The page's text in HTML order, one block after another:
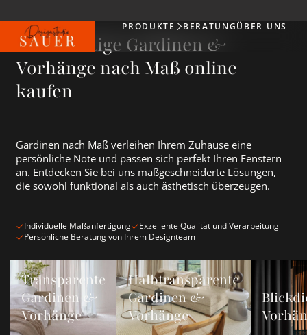
Produkte
PRODUKTE BERATUNGÜBER UNS
Hochwertige Gardinen &
Vorhänge nach Maß online
kaufen
Gardinen nach Maß verleihen Ihrem Zuhause eine
persönliche Note und passen sich perfekt Ihren Fenstern
an. Entdecken Sie bei uns maßgeschneiderte Lösungen,
die sowohl funktional als auch ästhetisch überzeugen.
Individuelle Maßanfertigung
Exzellente Qualität und Verarbeitung
Persönliche Beratung von Ihrem Designteam
Transparente Gardinen &amp; Vorhänge ansehen
Transparente
Gardinen &
Vorhänge
Halbtransparente Gardinen &amp;
Halbtransparente
Gardinen &
Vorhänge